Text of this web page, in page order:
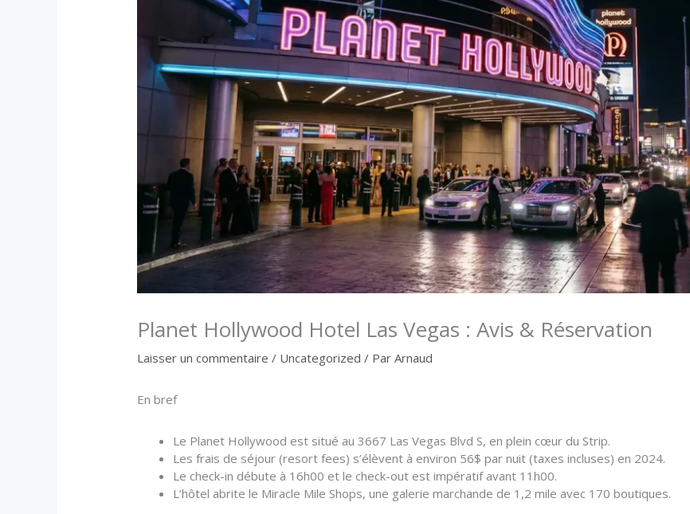
Planet Hollywood Hotel Las Vegas : Avis & Réservation
Laisser un commentaire / Uncategorized / ParArnaud
En bref
Le Planet Hollywood est situé au 3667 Las Vegas Blvd S, en plein cœur du Strip.
Les frais de séjour (resort fees) s’élèvent à environ 56$ par nuit (taxes incluses) en 2024.
Le check-in débute à 16h00 et le check-out est impératif avant 11h00.
L’hôtel abrite le Miracle Mile Shops, une galerie marchande de 1,2 mile avec 170 boutiques.